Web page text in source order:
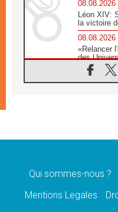
08.08.2026
Léon XIV:
la victoire
08.08.2026
«Relancer
des
08.08.2026
Signis
07.08.2026
07.08.2026
de
Qui sommes-nous ?
Mentions Legales